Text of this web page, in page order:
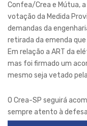
Confea/Crea e Mútua, a
votação da Medida
demandas da
retirada da emenda
Em relação a ART da
mas foi firmado um
mesmo seja vetado
O Crea-SP seguirá
sempre atento à